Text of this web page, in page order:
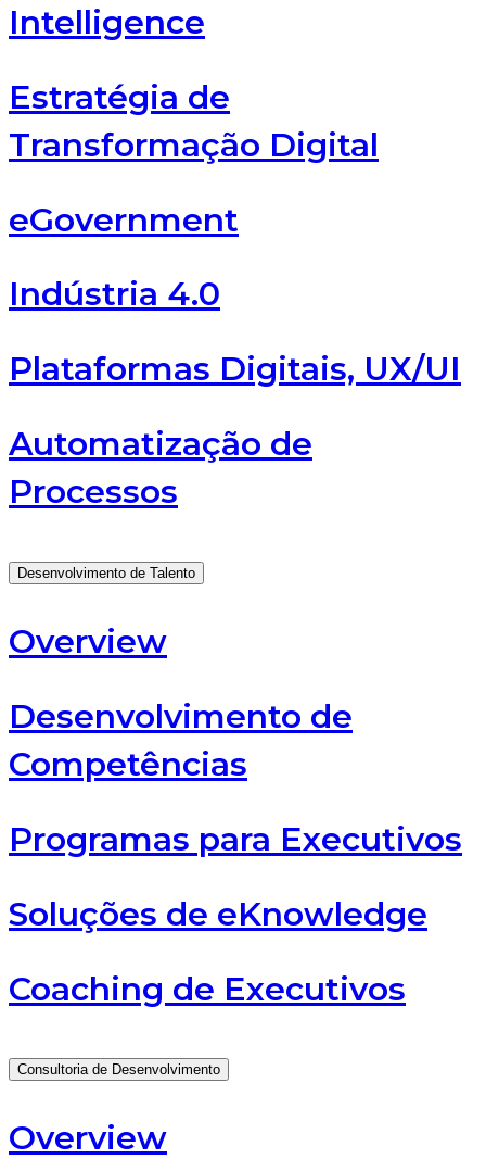
Intelligence
Estratégia de
Transformação Digital
eGovernment
Indústria 4.0
Plataformas Digitais, UX/UI
Automatização de
Processos
Desenvolvimento de Talento
Overview
Desenvolvimento de
Competências
Programas para Executivos
Soluções de eKnowledge
Coaching de Executivos
Consultoria de Desenvolvimento
Overview